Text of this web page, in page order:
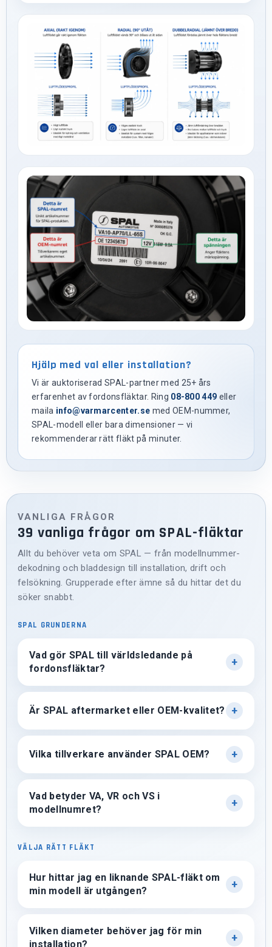
Hjälp med val eller installation?
Vi är auktoriserad SPAL-partner med 25+ års
erfarenhet av fordonsfläktar. Ring 08-800 449 eller
maila info@varmarcenter.se med OEM-nummer,
SPAL-modell eller bara dimensioner — vi
rekommenderar rätt fläkt på minuter.
VANLIGA FRÅGOR
39 vanliga frågor om SPAL-fläktar
Allt du behöver veta om SPAL — från modellnummer-
dekodning och bladdesign till installation, drift och
felsökning. Grupperade efter ämne så du hittar det du
söker snabbt.
SPAL GRUNDERNA
Vad gör SPAL till världsledande på
fordonsfläktar?
Är SPAL aftermarket eller OEM-kvalitet?
Vilka tillverkare använder SPAL OEM?
Vad betyder VA, VR och VS i
modellnumret?
VÄLJA RÄTT FLÄKT
Hur hittar jag en liknande SPAL-fläkt om
min modell är utgången?
Vilken diameter behöver jag för min
installation?